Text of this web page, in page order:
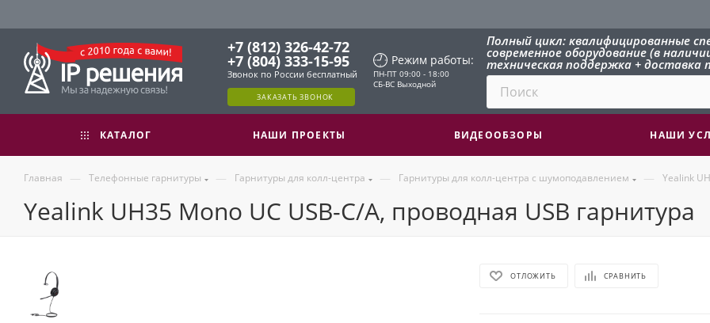
+7 (812) 326-42-72
+7 (804) 333-15-95
Звонок по России бесплатный
ЗАКАЗАТЬ ЗВОНОК
Режим работы:
ПН-ПТ 09:00 - 18:00
СБ-ВС Выходной
Полный цикл: квалифицированные
современное оборудование (в
техническая поддержка + доставка
КАТАЛОГ НАШИ ПРОЕКТЫ ВИДЕООБЗОРЫ НАШИ
Главная — Телефонные гарнитуры — Гарнитуры для колл-центра — Гарнитуры для колл-центра с шумоподавлением — Yealink
Yealink UH35 Mono UC USB-C/A, проводная USB гарнитура
ОТЛОЖИТЬ СРАВНИТЬ